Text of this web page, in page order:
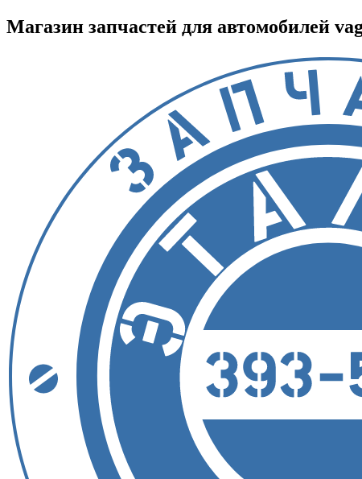
Магазин запчастей для автомобилей